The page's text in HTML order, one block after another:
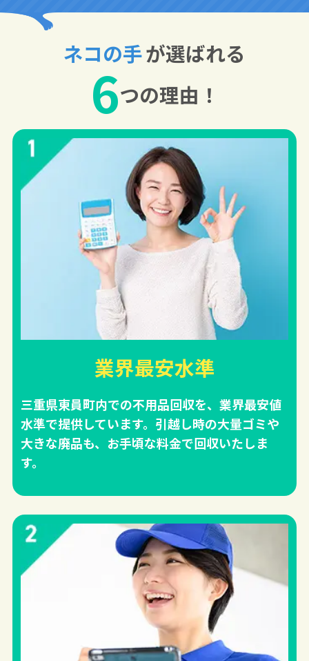
ネコの手が選ばれる
6つの理由！
業界最安水準
三重県東員町内での不用品回収を、業界最安値
水準で提供しています。引越し時の大量ゴミや
大きな廃品も、お手頃な料金で回収いたしま
す。